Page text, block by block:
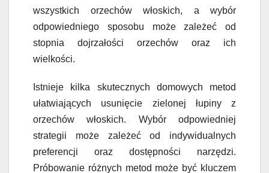
wszystkich orzechów włoskich, a wybór
odpowiedniego sposobu może zależeć od
stopnia dojrzałości orzechów oraz ich
wielkości.
Istnieje kilka skutecznych domowych metod
ułatwiających usunięcie zielonej łupiny z
orzechów włoskich. Wybór odpowiedniej
strategii może zależeć od indywidualnych
preferencji oraz dostępności narzędzi.
Próbowanie różnych metod może być kluczem